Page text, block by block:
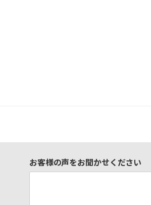
お客様の声をお聞かせください